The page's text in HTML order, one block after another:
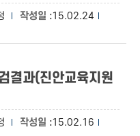
15.02.24
결과(진안교육지원
15.02.16